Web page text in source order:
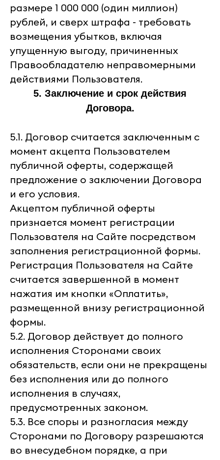
размере 1 000 000 (один миллион)
рублей, и сверх штрафа - требовать
возмещения убытков, включая
упущенную выгоду, причиненных
Правообладателю неправомерными
действиями Пользователя.
5. Заключение и срок действия
Договора.
5.1. Договор считается заключенным с
момент акцепта Пользователем
публичной оферты, содержащей
предложение о заключении Договора
и его условия.
Акцептом публичной оферты
признается момент регистрации
Пользователя на Сайте посредством
заполнения регистрационной формы.
Регистрация Пользователя на Сайте
считается завершенной в момент
нажатия им кнопки «Оплатить»,
размещенной внизу регистрационной
формы.
5.2. Договор действует до полного
исполнения Сторонами своих
обязательств, если они не прекращены
без исполнения или до полного
исполнения в случаях,
предусмотренных законом.
5.3. Все споры и разногласия между
Сторонами по Договору разрешаются
во внесудебном порядке, а при